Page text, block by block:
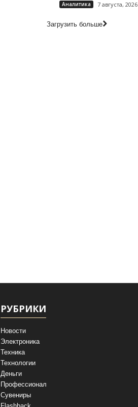
Аналитика 7 августа, 2026
Загрузить больше
РУБРИКИ
Новости
Электроника
Техника
Технологии
Деньги
Профессионал
Сувениры